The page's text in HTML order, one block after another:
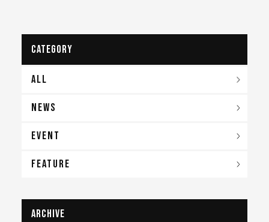
CATEGORY
ALL
NEWS
EVENT
FEATURE
archive